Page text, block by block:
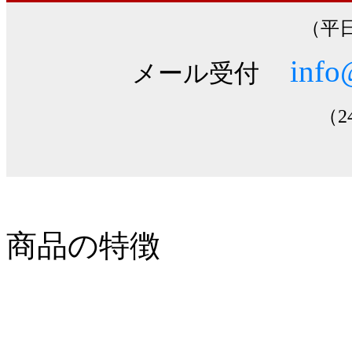
（平
メール受付
（
商品の特徴